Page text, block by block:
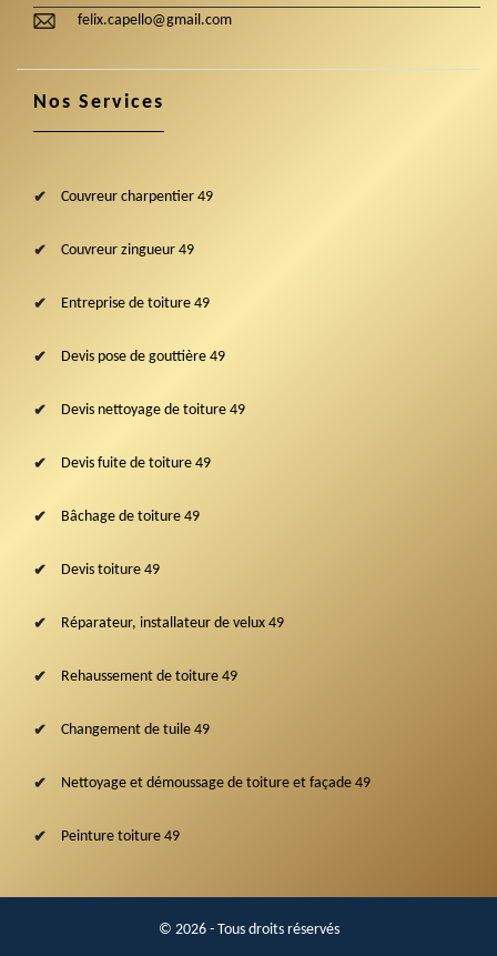
felix.capello@gmail.com
Nos Services
Couvreur charpentier 49
Couvreur zingueur 49
Entreprise de toiture 49
Devis pose de gouttière 49
Devis nettoyage de toiture 49
Devis fuite de toiture 49
Bâchage de toiture 49
Devis toiture 49
Réparateur, installateur de velux 49
Rehaussement de toiture 49
Changement de tuile 49
Nettoyage et démoussage de toiture et façade 49
Peinture toiture 49
© 2026 - Tous droits réservés